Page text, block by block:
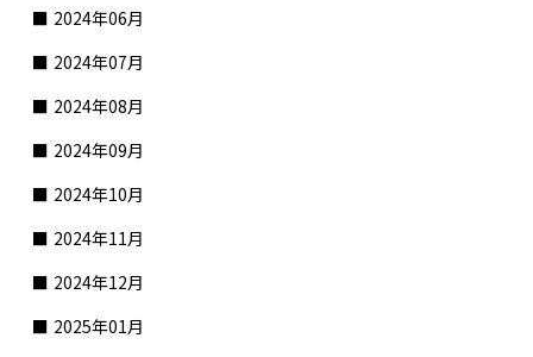
2024年06月
2024年07月
2024年08月
2024年09月
2024年10月
2024年11月
2024年12月
2025年01月